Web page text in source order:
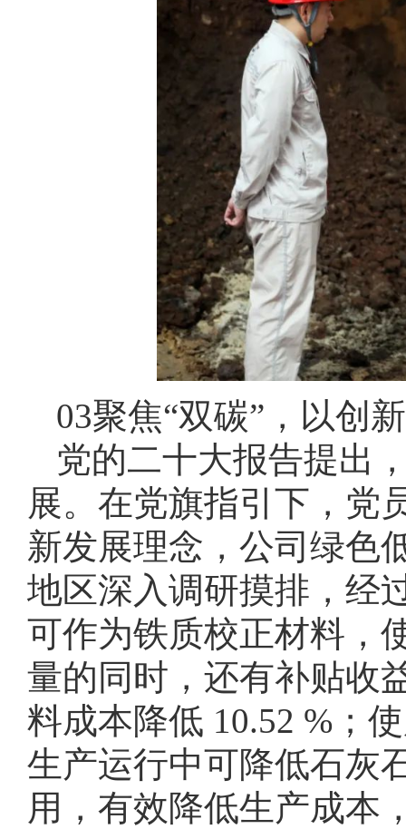
03聚焦“双碳”，以创
党的二十大报告提出
展。在党旗指引下，党
新发展理念，公司绿色
地区深入调研摸排，经
可作为铁质校正材料，
量的同时，还有补贴收
料成本降低 10.52 %；
生产运行中可降低石灰
用，有效降低生产成本